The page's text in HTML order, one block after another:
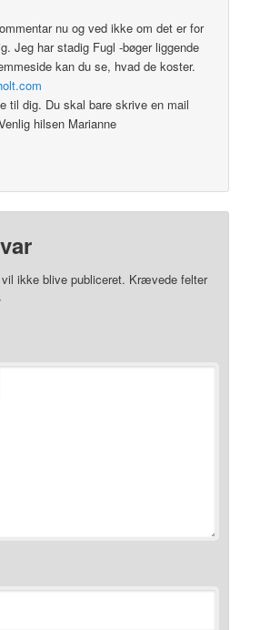
nu og ved ikke om det er for
Jeg har stadig Fugl -bøger liggende
kan du se, hvad de koster.
til dig. Du skal bare skrive en mail
hilsen Marianne
ikke blive publiceret. Krævede felter